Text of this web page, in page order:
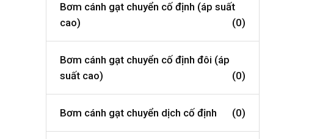
Bơm cánh gạt chuyển cố định (áp suất
cao)
(0)
Bơm cánh gạt chuyển cố định đôi (áp
suất cao)
(0)
Bơm cánh gạt chuyển dịch cố định (0)